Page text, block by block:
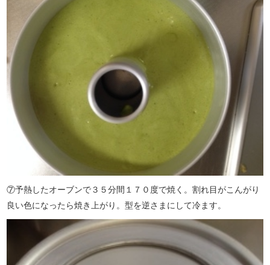
⑦予熱したオーブンで３５分間１７０度で焼く。割れ目がこんがり
良い色になったら焼き上がり。型を逆さまにして冷ます。